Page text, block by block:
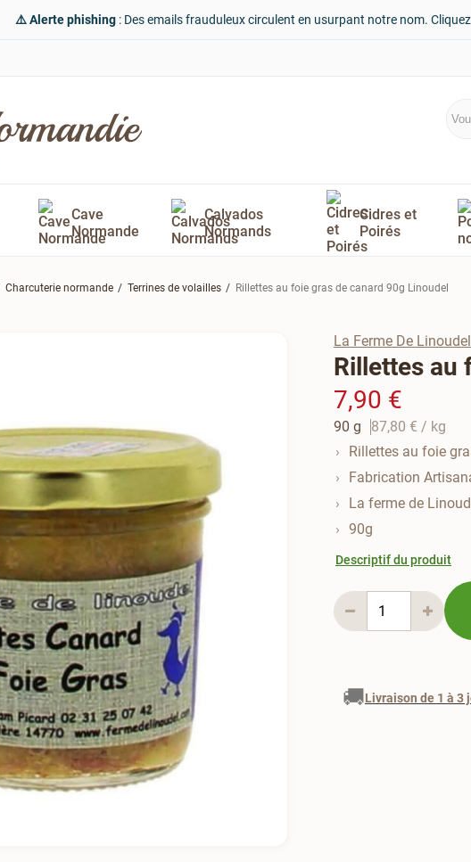
⚠️ Alerte phishing: Des emails frauduleux circulent en usurpant notre nom.
Cave
Normande
Calvados
Normands
Cidres et
Poirés
Charcuterie normande Terrines de volailles Rillettes au foie gras de canard 90g Linoudel
La Ferme De Linoudel
Rillettes au
7,90 €
90 g 87,80 € / kg
Rillettes au foie
Fabrication
La ferme de
90g
Descriptif du produit
🚚Livraison de 1 à 3